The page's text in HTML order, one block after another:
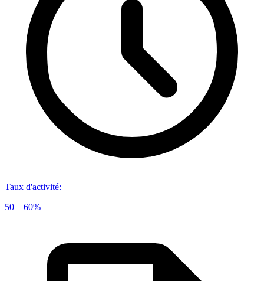
Taux d'activité:
50 – 60%